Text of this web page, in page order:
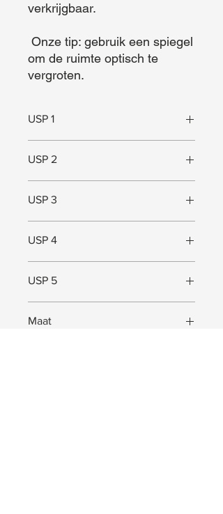
verkrijgbaar.
om de ruimte optisch te
vergroten.
USP 1
USP 2
USP 3
USP 4
USP 5
Maat